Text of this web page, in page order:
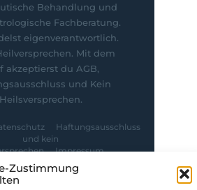
Zustimmung
Behandlung und
Fachberatung.
eigenverantwortlich.
Mit dem
akzeptierst du AGB,
und Kein
Heilsversprechen.
Haftungsausschluss
und kein
Impressum
· Sonne, Mond & Sukha
für ganzheitliche